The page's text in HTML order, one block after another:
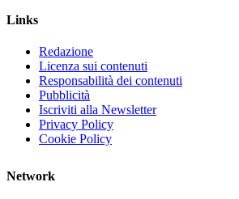
Links
Redazione
Licenza sui contenuti
Responsabilità dei contenuti
Pubblicità
Iscriviti alla Newsletter
Privacy Policy
Cookie Policy
Network